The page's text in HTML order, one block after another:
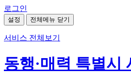
로그인
설정 전체메뉴 닫기
서비스 전체보기
동행·매력 특별시